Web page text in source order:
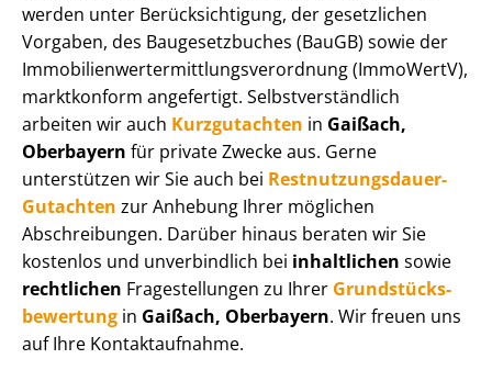
werden unter Be­rück­sich­ti­gung, der gesetzlichen
Vorgaben, des Baugesetzbuches (BauGB) sowie der
Im­mo­bi­li­en­wert­ermitt­lungs­ver­ord­nung (ImmoWertV),
marktkonform angefertigt. Selbst­ver­ständ­lich
arbeiten wir auch Kurzgutachten in Gaißach,
Oberbayern für private Zwecke aus. Gerne
unterstützen wir Sie auch bei Rest­nut­zungs­dau­er-
Gutachten zur Anhebung Ihrer möglichen
Abschreibungen. Darüber hinaus beraten wir Sie
kostenlos und unverbindlich bei inhaltlichen sowie
rechtlichen Fragestellungen zu Ihrer Grund­stücks­
be­wer­tung in Gaißach, Oberbayern. Wir freuen uns
auf Ihre Kontaktaufnahme.